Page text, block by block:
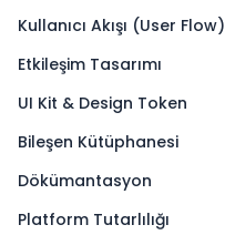
Kullanıcı Akışı (User Flow)
Etkileşim Tasarımı
UI Kit & Design Token
Bileşen Kütüphanesi
Dökümantasyon
Platform Tutarlılığı